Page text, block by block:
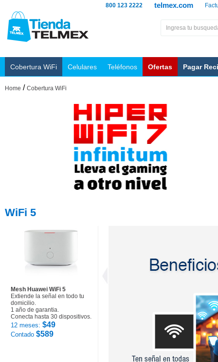
telmex.com
800 123 2222
Cobertura WiFi Celulares Teléfonos Ofertas Pagar
Home / Cobertura WiFi
WiFi 5
Mesh Huawei WiFi 5
Extiende la señal en todo tu
domicilio.
1 año de garantia.
Conecta hasta 30 dispositivos.
12 meses: $49
Contado $589